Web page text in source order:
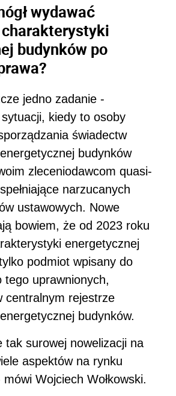
wydawać
budynków po
jedno zadanie -
kiedy to osoby
świadectw
budynków
zleceniodawcom quasi-
narzucanych
ustawowych. Nowe
bowiem, że od 2023 roku
energetycznej
podmiot wpisany do
tego uprawnionych,
centralnym rejestrze
budynków.
tak surowej nowelizacji na
aspektów na rynku
mówi Wojciech Wołkowski.